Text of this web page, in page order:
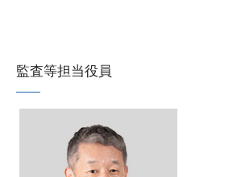
監査等担当役員